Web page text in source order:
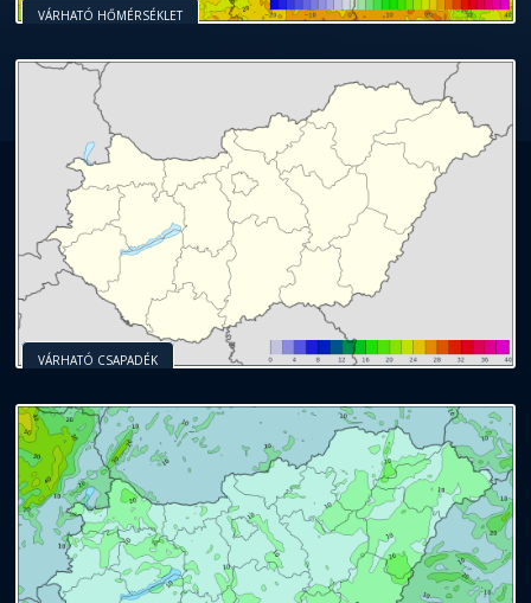
VÁRHATÓ HŐMÉRSÉKLET
VÁRHATÓ CSAPADÉK